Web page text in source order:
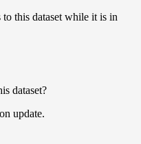
this dataset while it is in
dataset?
update.